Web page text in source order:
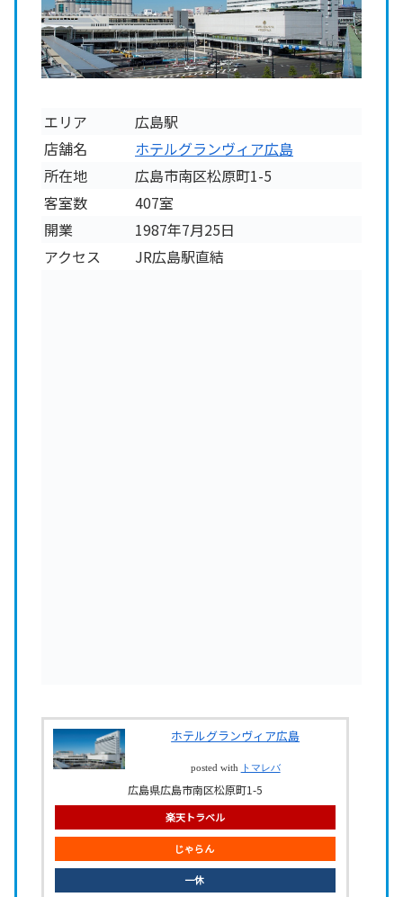
エリア
広島駅
店舗名
ホテルグランヴィア広島
所在地
広島市南区松原町1-5
客室数
407室
開業
1987年7月25日
アクセス
JR広島駅直結
ホテルグランヴィア広島
posted with トマレバ
広島県広島市南区松原町1-5
楽天トラベル
じゃらん
一休